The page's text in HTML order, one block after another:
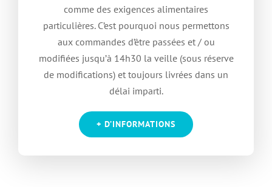
comme des exigences alimentaires
particulières. C’est pourquoi nous permettons
aux commandes d’être passées et / ou
modifiées jusqu’à 14h30 la veille (sous réserve
de modifications) et toujours livrées dans un
délai imparti.
+ D’INFORMATIONS